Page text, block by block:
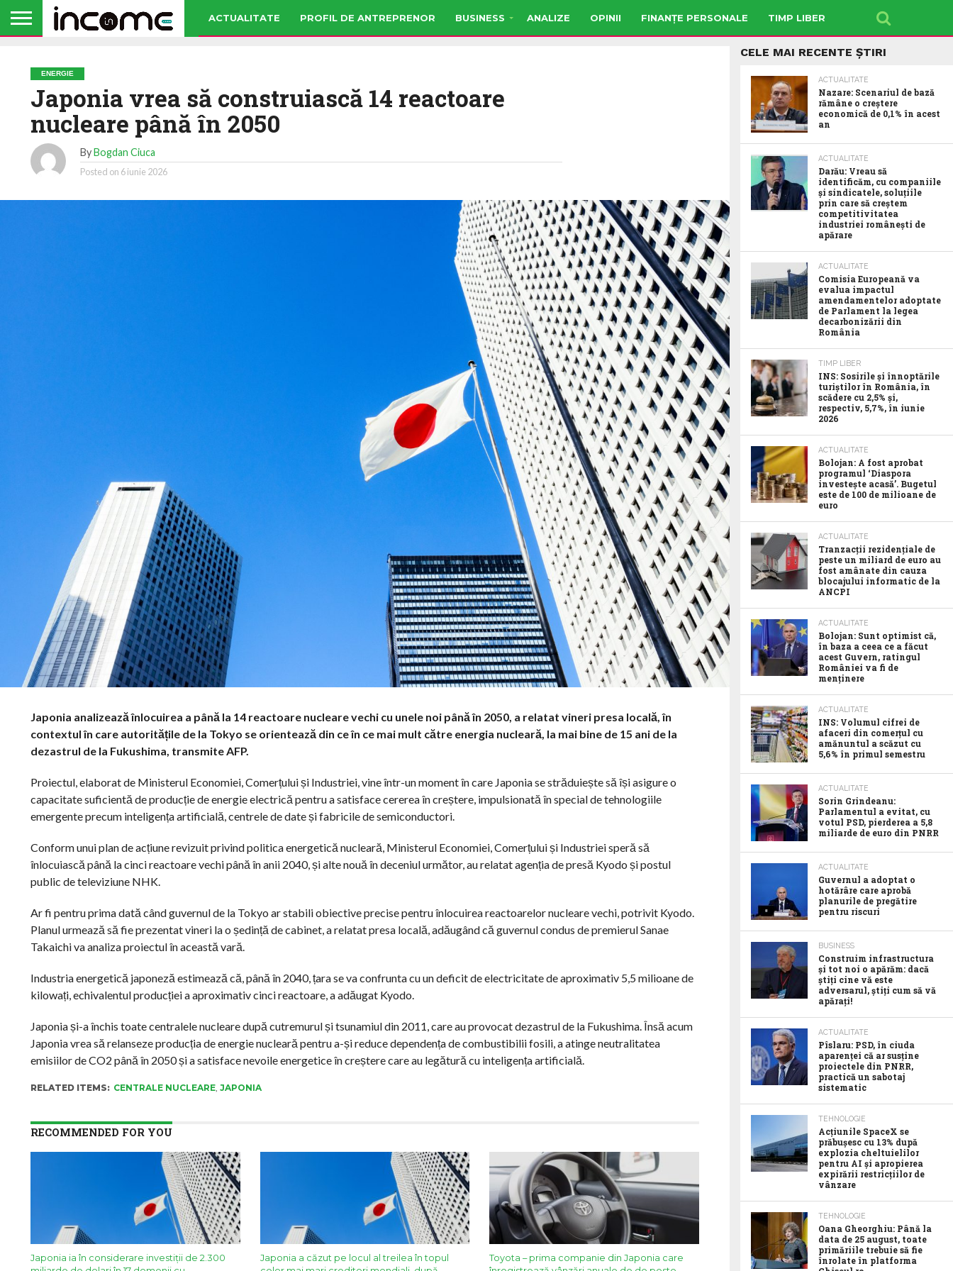
ACTUALITATE PROFIL DE ANTREPRENOR BUSINESS ANALIZE OPINII FINANȚE PERSONALE TIMP LIBER
ENERGIE
Japonia vrea să construiască 14 reactoare
nucleare până în 2050
ByBogdan Ciuca
Posted on 6 iunie 2026
Japonia analizează înlocuirea a până la 14 reactoare nucleare vechi cu unele noi până în 2050, a relatat vineri presa locală, în
contextul în care autoritățile de la Tokyo se orientează din ce în ce mai mult către energia nucleară, la mai bine de 15 ani de la
dezastrul de la Fukushima, transmite AFP.
Proiectul, elaborat de Ministerul Economiei, Comerțului și Industriei, vine într-un moment în care Japonia se străduiește să își asigure o
capacitate suficientă de producție de energie electrică pentru a satisface cererea în creștere, impulsionată în special de tehnologiile
emergente precum inteligența artificială, centrele de date și fabricile de semiconductori.
Conform unui plan de acțiune revizuit privind politica energetică nucleară, Ministerul Economiei, Comerțului și Industriei speră să
înlocuiască până la cinci reactoare vechi până în anii 2040, și alte nouă în deceniul următor, au relatat agenția de presă Kyodo și postul
public de televiziune NHK.
Ar fi pentru prima dată când guvernul de la Tokyo ar stabili obiective precise pentru înlocuirea reactoarelor nucleare vechi, potrivit Kyodo.
Planul urmează să fie prezentat vineri la o ședință de cabinet, a relatat presa locală, adăugând că guvernul condus de premierul Sanae
Takaichi va analiza proiectul în această vară.
Industria energetică japoneză estimează că, până în 2040, țara se va confrunta cu un deficit de electricitate de aproximativ 5,5 milioane de
kilowați, echivalentul producției a aproximativ cinci reactoare, a adăugat Kyodo.
Japonia și-a închis toate centralele nucleare după cutremurul și tsunamiul din 2011, care au provocat dezastrul de la Fukushima. Însă acum
Japonia vrea să relanseze producția de energie nucleară pentru a-și reduce dependența de combustibilii fosili, a atinge neutralitatea
emisiilor de CO2 până în 2050 și a satisface nevoile energetice în creștere care au legătură cu inteligența artificială.
RELATED ITEMS: CENTRALE NUCLEARE, JAPONIA
RECOMMENDED FOR YOU
Japonia ia în considerare investiții de 2.300
Japonia a căzut pe locul al treilea în topul
Toyota – prima companie din Japonia care
CELE MAI RECENTE ȘTIRI
ACTUALITATE
Nazare: Scenariul de bază
rămâne o creștere
economică de 0,1% în acest
an
ACTUALITATE
Darău: Vreau să
identificăm, cu companiile
și sindicatele, soluțiile
prin care să creștem
competitivitatea
industriei românești de
apărare
ACTUALITATE
Comisia Europeană va
evalua impactul
amendamentelor adoptate
de Parlament la legea
decarbonizării din
România
TIMP LIBER
INS: Sosirile și înnoptările
turiștilor în România, în
scădere cu 2,5% și,
respectiv, 5,7%, în iunie
2026
ACTUALITATE
Bolojan: A fost aprobat
programul ‘Diaspora
investește acasă’. Bugetul
este de 100 de milioane de
euro
ACTUALITATE
Tranzacții rezidențiale de
peste un miliard de euro au
fost amânate din cauza
blocajului informatic de la
ANCPI
ACTUALITATE
Bolojan: Sunt optimist că,
în baza a ceea ce a făcut
acest Guvern, ratingul
României va fi de
menținere
ACTUALITATE
INS: Volumul cifrei de
afaceri din comerțul cu
amănuntul a scăzut cu
5,6% în primul semestru
ACTUALITATE
Sorin Grindeanu:
Parlamentul a evitat, cu
votul PSD, pierderea a 5,8
miliarde de euro din PNRR
ACTUALITATE
Guvernul a adoptat o
hotărâre care aprobă
planurile de pregătire
pentru riscuri
BUSINESS
Construim infrastructura
și tot noi o apărăm: dacă
știți cine vă este
adversarul, știți cum să vă
apărați!
ACTUALITATE
Pîslaru: PSD, în ciuda
aparenței că ar susține
proiectele din PNRR,
practică un sabotaj
sistematic
TEHNOLOGIE
Acţiunile SpaceX se
prăbuşesc cu 13% după
explozia cheltuielilor
pentru AI şi apropierea
expirării restricţiilor de
vânzare
TEHNOLOGIE
Oana Gheorghiu: Până la
data de 25 august, toate
primăriile trebuie să fie
înrolate în platforma